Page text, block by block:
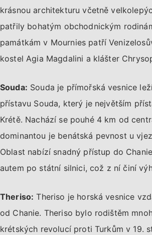
krásnou architekturu včetně
patřily bohatým obchodnickým
památkám v Mournies patří
kostel Agia Magdalini a klášter
Souda: Souda je přímořská vesnice
přístavu Souda, který je největším
Krétě. Nachází se pouhé 4 km od
dominantou je benátská pevnost u
Oblast nabízí snadný přístup do
autem po státní silnici, což z ní činí
Theriso: Theriso je horská vesnice
od Chanie. Theriso bylo rodištěm
krétských revolucí proti Turkům v 19.